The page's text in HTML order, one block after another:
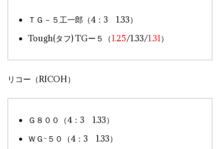
ＴＧ－５工一郎（4：3 1.33）
Tough(タフ) TGー５（1.25/1.33/1.31）
リコー（RICOH）
Ｇ８００（4：3 1.33）
ＷＧ-５０（4：3 1.33）